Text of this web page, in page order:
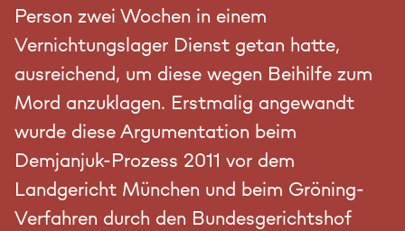
Person zwei Wochen in einem
Vernichtungslager Dienst getan hatte,
ausreichend, um diese wegen Beihilfe zum
Mord anzuklagen. Erstmalig angewandt
wurde diese Argumentation beim
Demjanjuk-Prozess 2011 vor dem
Landgericht München und beim Gröning-
Verfahren durch den Bundesgerichtshof